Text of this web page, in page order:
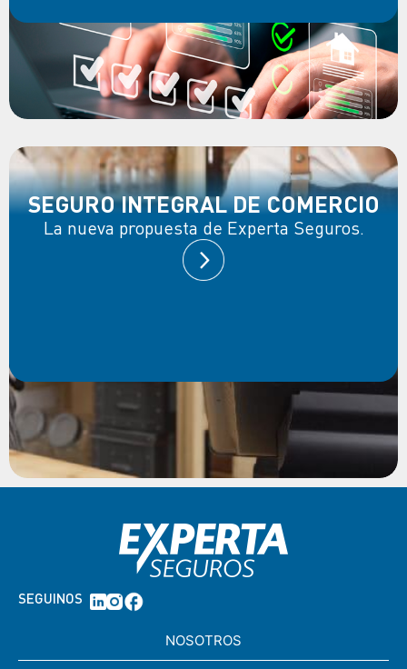
SEGURO INTEGRAL DE COMERCIO
La nueva propuesta de Experta Seguros.
SEGUINOS
NOSOTROS